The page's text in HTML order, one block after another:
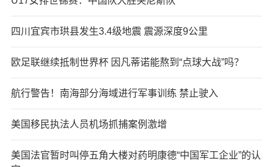
四川宜宾市珙县发生3.4级地震 震源深度9公里
欧足联继续抵制世界杯 因凡蒂诺能熬到“点球大战”吗？
航行警告！南海部分海域进行军事训练 禁止驶入
美国移民执法人员机场抓捕案例激增
美国法官暂时叫停五角大楼对药明康德“中国军工企业”的认